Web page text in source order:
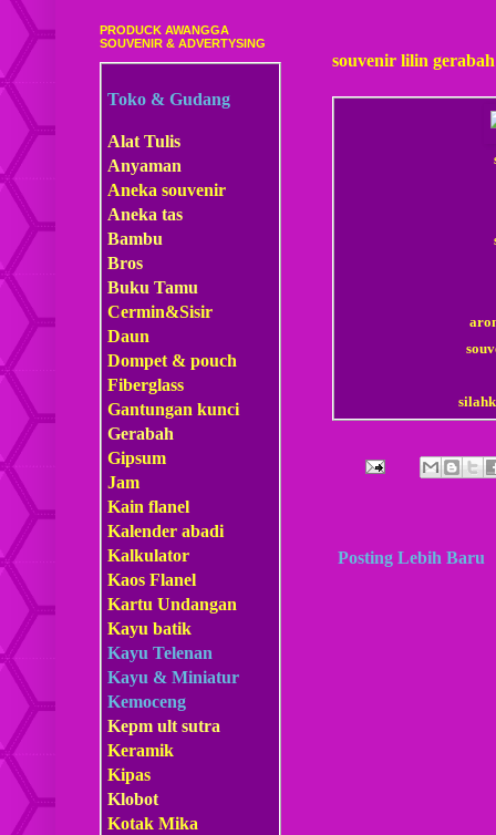
souvenir lilin
Posting Lebih Baru
PRODUCK AWANGGA
SOUVENIR & ADVERTYSING
Toko & Gudang
Alat Tulis
Anyaman
Aneka souvenir
Aneka tas
Bambu
Bros
Buku Tamu
Cermin&Sisir
Daun
Dompet & pouch
Fiberglass
Gantungan kunci
Gerabah
Gipsum
Jam
Kain flanel
Kalender abadi
Kalkulator
Kaos Flanel
Kartu Undangan
Kayu batik
Kayu Telenan
Kayu & Miniatur
Kemoceng
Kepm ult sutra
Keramik
Kipas
Klobot
Kotak Mika